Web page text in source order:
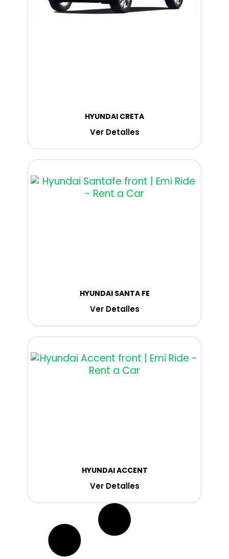
HYUNDAI CRETA
Ver Detalles
HYUNDAI SANTA FE
Ver Detalles
HYUNDAI ACCENT
Ver Detalles